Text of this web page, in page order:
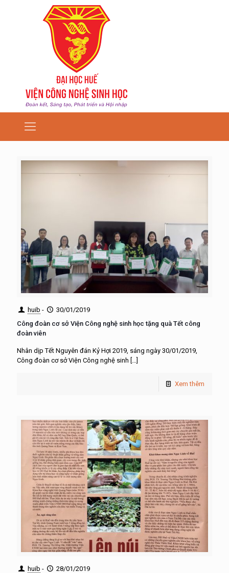
huib -
30/01/2019
Công đoàn cơ sở Viện Công nghệ sinh học tặng quà Tết công
đoàn viên
Nhân dịp Tết Nguyên đán Kỷ Hợi 2019, sáng ngày 30/01/2019,
Công đoàn cơ sở Viện Công nghệ sinh […]
Xem thêm
huib -
28/01/2019